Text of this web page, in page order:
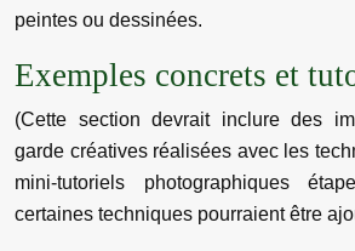
peintes ou dessinées.
Exemples concrets et
(Cette section devrait inclure des
garde créatives réalisées avec les
mini-tutoriels photographiques
certaines techniques pourraient être